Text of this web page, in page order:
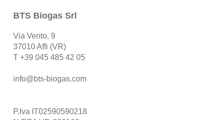
BTS Biogas Srl
Via Vento, 9
37010 Affi (VR)
T +39 045 485 42 05
info@bts-biogas.com
P.Iva IT02590590218